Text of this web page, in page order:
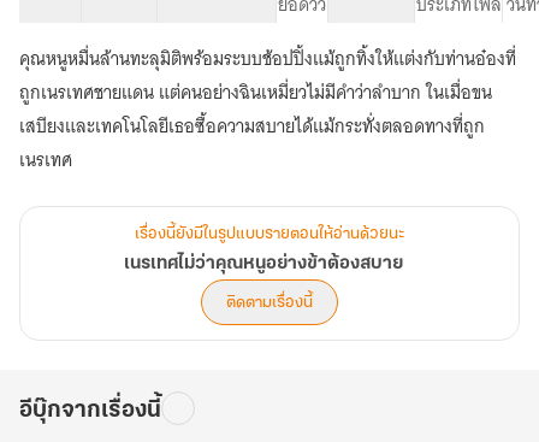
9
คุณ
หนู
อย่าง
ข้า
ต้อง
สบาย
คุณหนูหมื่นล้านทะลุมิติพร้อมระบบช้อปปิ้งแม้ถูกทิ้งให้แต่งกับท่านอ๋องที่
ถูกเนรเทศชายแดน แต่คนอย่างฉินเหมี่ยวไม่มีคำว่าลำบาก ในเมื่อขน
เสบียงและเทคโนโลยีเธอซื้อความสบายได้แม้กระทั่งตลอดทางที่ถูก
เนรเทศ
เรื่องนี้ยังมีในรูปแบบรายตอนให้อ่านด้วยนะ
เนรเทศไม่ว่าคุณหนูอย่างข้าต้องสบาย
ติดตามเรื่องนี้
อีบุ๊กจากเรื่องนี้